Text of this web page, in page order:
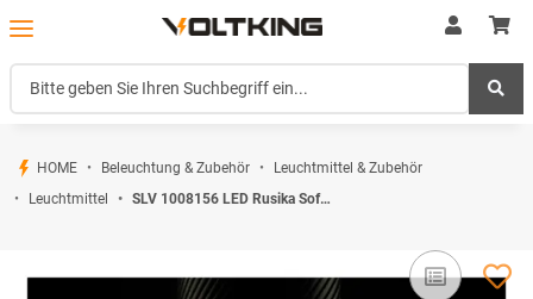
HOME Beleuchtung & Zubehör
Leuchtmittel & Zubehör
Leuchtmittel
SLV 1008156 LED Rusika Soft Cage LED-Leuchtmittel E27 PHASE 6 W 2200 K